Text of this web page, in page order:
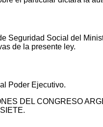
Seguridad Social del
de la presente ley.
Poder Ejecutivo.
DEL CONGRESO